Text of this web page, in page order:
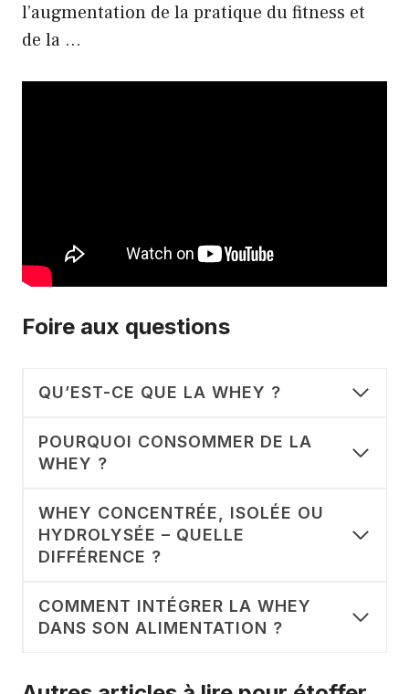
l’augmentation de la pratique du fitness et
de la …
Foire aux questions
QU’EST-CE QUE LA WHEY ?
POURQUOI CONSOMMER DE LA
WHEY ?
WHEY CONCENTRÉE, ISOLÉE OU
HYDROLYSÉE – QUELLE
DIFFÉRENCE ?
COMMENT INTÉGRER LA WHEY
DANS SON ALIMENTATION ?